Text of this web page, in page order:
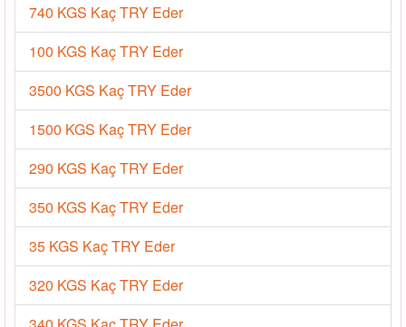
740 KGS Kaç TRY Eder
100 KGS Kaç TRY Eder
3500 KGS Kaç TRY Eder
1500 KGS Kaç TRY Eder
290 KGS Kaç TRY Eder
350 KGS Kaç TRY Eder
35 KGS Kaç TRY Eder
320 KGS Kaç TRY Eder